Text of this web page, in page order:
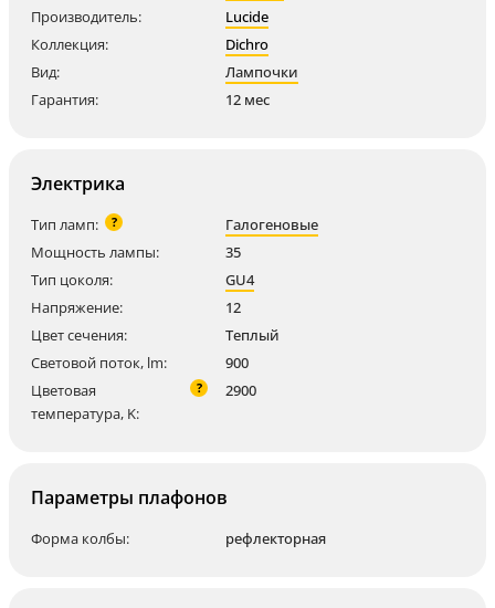
Производитель:
Lucide
Коллекция:
Dichro
Вид:
Лампочки
Гарантия:
12 мес
Электрика
Тип ламп: ?
Галогеновые
Мощность лампы:
35
Тип цоколя:
GU4
Напряжение:
12
Цвет сечения:
Теплый
Световой поток, lm:
900
Цветовая
температура, K:
? 2900
Параметры плафонов
Форма колбы: рефлекторная